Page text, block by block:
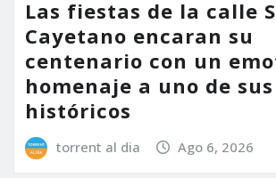
Las fiestas de la calle
Cayetano encaran su
centenario con un
homenaje a uno de
históricos
torrent al dia Ago 6, 2026